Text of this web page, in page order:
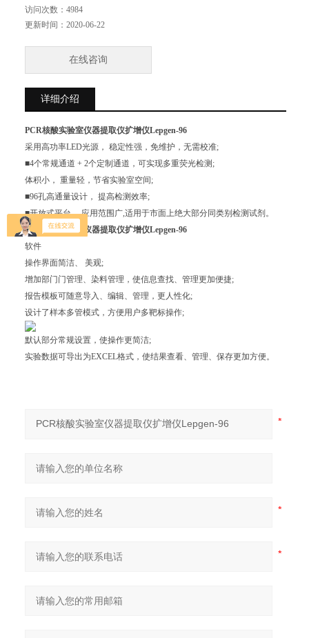
操作界面简洁、 美观;
增加部门门管理、染料管理，使信息查找、管理更加便捷
访问次数： 4984
更新时间： 2020-06-22
在线咨询
详细介绍
PCR核酸实验室仪器提取仪扩增仪Lepgen-96
采用高功率LED光源， 稳定性强，免维护，无需校准;
■4个常规通道 + 2个定制通道，可实现多重荧光检测;
体积小， 重量轻，节省实验室空间;
■96孔高通量设计， 提高检测效率;
■开放式平台， 应用范围广,适用于市面上绝大部分同类别检测试剂。
PCR核酸实验室仪器提取仪扩增仪Lepgen-96
软件
操作界面简洁、 美观;
增加部门门管理、染料管理，使信息查找、管理更加便捷;
报告模板可随意导入、编辑、管理，更人性化;
设计了样本多管模式，方便用户多靶标操作;
默认部分常规设置，使操作更简洁;
实验数据可导出为EXCEL格式，使结果查看、管理、保存更加方便。